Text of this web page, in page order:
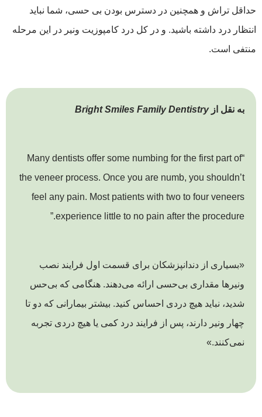
حداقل تراش و همچنین در دسترس بودن بی حسی، شما نباید
انتظار درد داشته باشید. و در کل درد کامپوزیت ونیر در این مرحله
منتفی است.
به نقل ازBright Smiles Family Dentistry
“Many dentists offer some numbing for the first part of
the veneer process. Once you are numb, you shouldn’t
feel any pain. Most patients with two to four veneers
experience little to no pain after the procedure.”
«بسیاری از دندانپزشکان برای قسمت اول فرایند نصب
ونیرها مقداری بی‌حسی ارائه می‌دهند. هنگامی که بی‌حس
شدید، نباید هیچ دردی احساس کنید. بیشتر بیمارانی که دو تا
چهار ونیر دارند، پس از فرایند درد کمی یا هیچ دردی تجربه
نمی‌کنند.»